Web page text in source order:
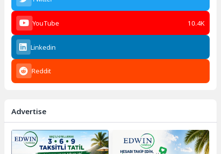
YouTube 10.4K
Linkedin
Reddit
Advertise